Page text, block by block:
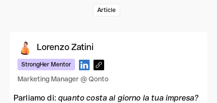
Article
Lorenzo Zatini
StrongHer Mentor
Marketing Manager @ Qonto
Parliamo di:quanto costa al giorno la tua impresa?